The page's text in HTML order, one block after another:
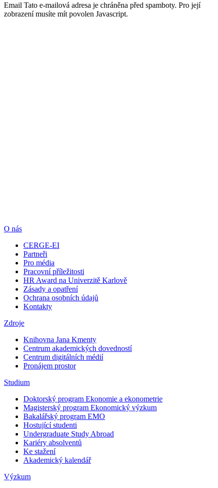
Email Tato e-mailová adresa je chráněna před spamboty. Pro její
zobrazení musíte mít povolen Javascript.
O nás
CERGE-EI
Partneři
Pro média
Pracovní příležitosti
HR Award na Univerzitě Karlově
Zásady a opatření
Ochrana osobních údajů
Kontakty
Zdroje
Knihovna Jana Kmenty
Centrum akademických dovedností
Centrum digitálních médií
Pronájem prostor
Studium
Doktorský program Ekonomie a ekonometrie
Magisterský program Ekonomický výzkum
Bakalářský program EMO
Hostující studenti
Undergraduate Study Abroad
Kariéry absolventů
Ke stažení
Akademický kalendář
Výzkum